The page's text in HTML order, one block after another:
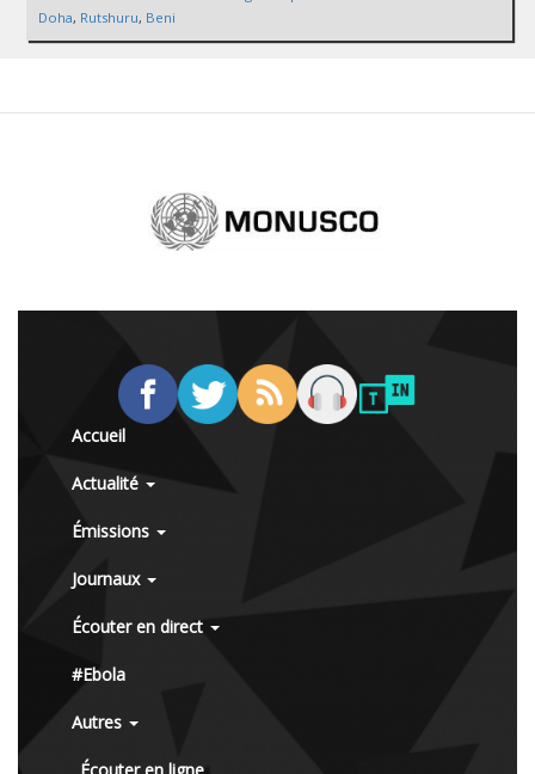
Doha, Rutshuru, Beni
Accueil
Actualité
Émissions
Journaux
Écouter en direct
#Ebola
Autres